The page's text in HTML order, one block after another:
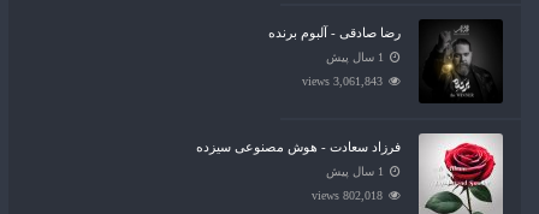
رضا صادقی - آلبوم برنده
1 سال پیش
3,061,843 views
فرزاد سعادت - هوش مصنوعی سیزده
1 سال پیش
802,018 views